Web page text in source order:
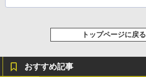
トップページに戻る
おすすめ記事